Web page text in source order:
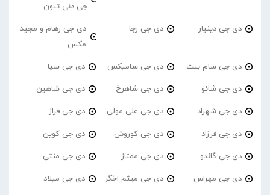
جی دنی تیون
دی جی دینیار دی جی رجا
دی جی رهام و مجید
مکس
دی جی سام بیت دی جی سامیکس دی جی سیا
دی جی شائو دی جی شاهرخ دی جی شاهین
دی جی شهراد دی جی علی مولی دی جی فراز
دی جی فرزاد دی جی کوروش دی جی کوین
دی جی گاندو دی جی ممتاز دی جی منتی
دی جی مهراس دی جی میثم اخگر دی جی میلاد